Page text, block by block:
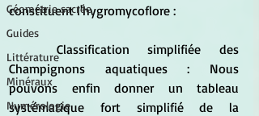
Géométrie sacrée
Guides
Littérature
Minéraux
Numérologie
constituent l'hygromycoflore :
	Classification simplifiée des
Champignons aquatiques : Nous
pouvons enfin donner un tableau
systématique fort simplifié de la